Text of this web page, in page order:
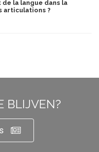
la langue dans la
articulations ?
BLIJVEN?